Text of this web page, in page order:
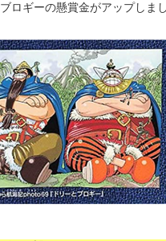
ロギーの懸賞金がアップしまし